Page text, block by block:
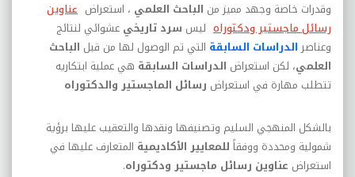
وقدرات خاصة وجهد مميز من الباحث العلمي ، استعراض عناوين
رسائل ماجستير ودكتوراه ليس سرد تاريخي عشوائي لنتائج
وعناصرالدراسات السابقة التي تم الوصول لها من قبل الباحث
العلمي، لكن استعراض الدراسات السابقة هي عملية ابتكاريه
تتطلب مهارة في استعراض رسائل الماجستير والدكتوراه
بالشكل المنهجي السليم وتصنيفها ونقدها والتعقيب عليها برؤية
شمولية ومحددة ووفقاً للمعايير الأكاديمية المتعارف عليها في
استعراض عناوين رسائل ماجستير ودكتوراه.